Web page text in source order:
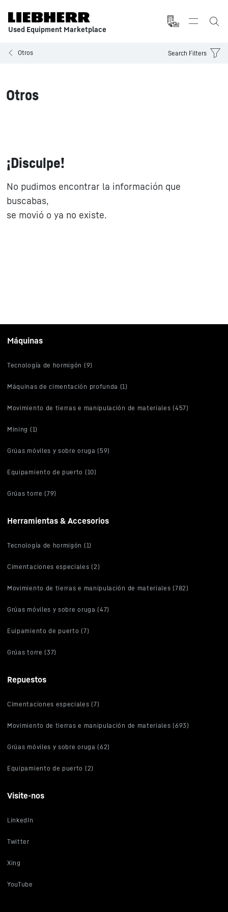
Used Equipment Marketplace
Otros Search Filters
Otros
¡Disculpe!
No pudimos encontrar la información que
buscabas,
se movió o ya no existe.
Máquinas
Tecnología de hormigón (9)
Máquinas de cimentación profunda (1)
Movimiento de tierras e manipulación de materiales (457)
Mining (1)
Grúas móviles y sobre oruga (59)
Equipamiento de puerto (10)
Grúas torre (79)
Herramientas & Accesorios
Tecnología de hormigón (1)
Cimentaciones especiales (2)
Movimiento de tierras e manipulación de materiales (782)
Grúas móviles y sobre oruga (47)
Euipamiento de puerto (7)
Grúas torre (37)
Repuestos
Cimentaciones especiales (7)
Movimiento de tierras e manipulación de materiales (693)
Grúas móviles y sobre oruga (62)
Equipamiento de puerto (2)
Visite-nos
LinkedIn
Twitter
Xing
YouTube